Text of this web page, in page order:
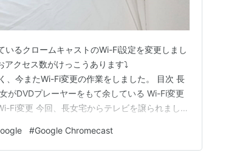
いるクロームキャストのWi-Fi設定を変更しまし
アクセス数がけっこうあります⤵
今またWi-Fi変更の作業をしました。 目次 長
がDVDプレーヤーをもて余している Wi-Fi変更
Fi変更 今回、長女宅からテレビを譲られまし
ってやったのか…
#Google Chromecast